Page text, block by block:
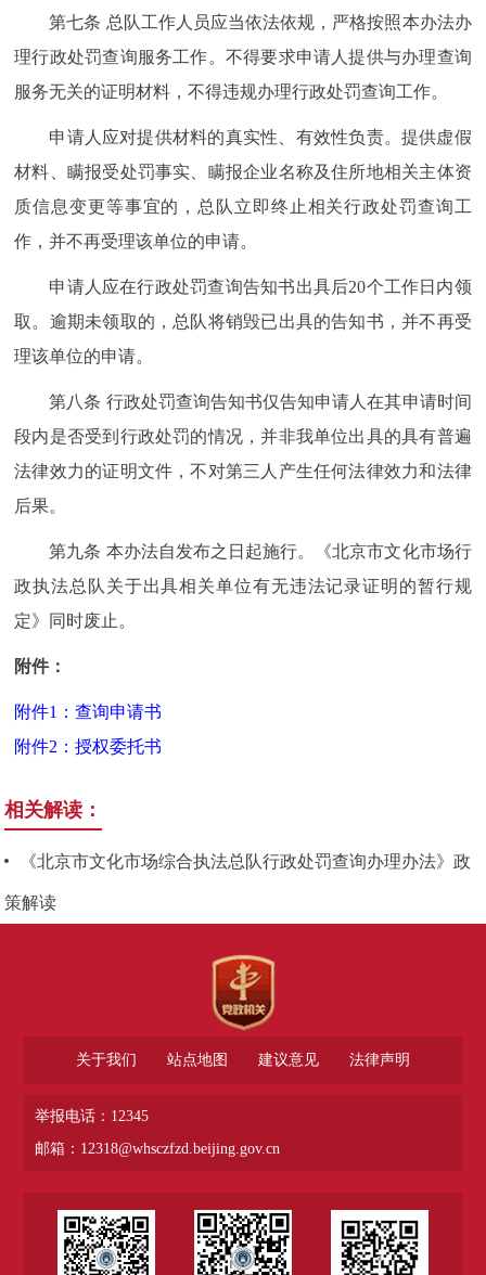
第七条 总队工作人员应当依法依规，严格按照本办法办
理行政处罚查询服务工作。不得要求申请人提供与办理查询
服务无关的证明材料，不得违规办理行政处罚查询工作。
申请人应对提供材料的真实性、有效性负责。提供虚假
材料、瞒报受处罚事实、瞒报企业名称及住所地相关主体资
质信息变更等事宜的，总队立即终止相关行政处罚查询工
作，并不再受理该单位的申请。
申请人应在行政处罚查询告知书出具后20个工作日内领
取。逾期未领取的，总队将销毁已出具的告知书，并不再受
理该单位的申请。
第八条 行政处罚查询告知书仅告知申请人在其申请时间
段内是否受到行政处罚的情况，并非我单位出具的具有普遍
法律效力的证明文件，不对第三人产生任何法律效力和法律
后果。
第九条 本办法自发布之日起施行。《北京市文化市场行
政执法总队关于出具相关单位有无违法记录证明的暂行规
定》同时废止。
附件：
附件1：查询申请书
附件2：授权委托书
相关解读：
《北京市文化市场综合执法总队行政处罚查询办理办法》政
策解读
关于我们 站点地图 建议意见 法律声明
举报电话：12345
邮箱：12318@whsczfzd.beijing.gov.cn